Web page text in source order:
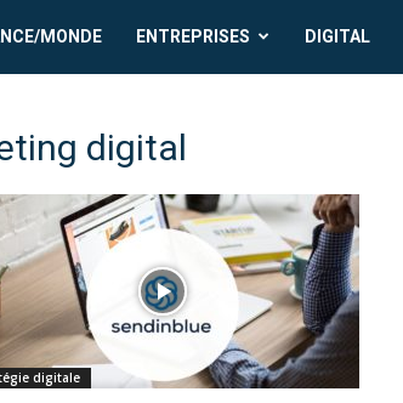
MONDE ENTREPRISES DIGITAL
digital
digitale